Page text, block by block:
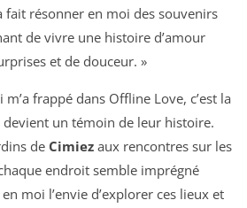
fait résonner en moi des souvenirs
de vivre une histoire d’amour
et de douceur. »
m’a frappé dans Offline Love, c’est la
un témoin de leur histoire.
de Cimiez aux rencontres sur les
endroit semble imprégné
moi l’envie d’explorer ces lieux et